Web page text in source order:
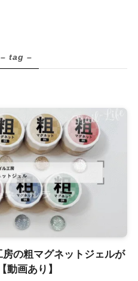
– tag –
房の粗マグネットジェルが
動画あり】